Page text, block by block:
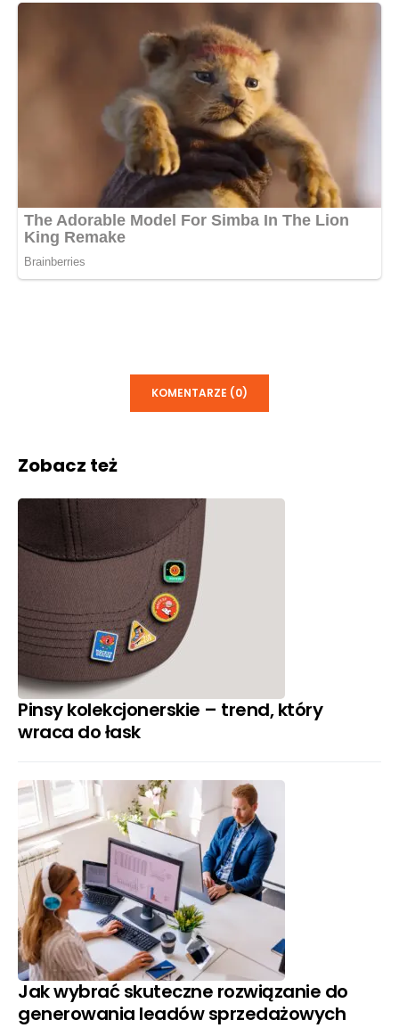
KOMENTARZE (0)
Zobacz też
Pinsy kolekcjonerskie – trend, który
wraca do łask
Jak wybrać skuteczne rozwiązanie do
generowania leadów sprzedażowych